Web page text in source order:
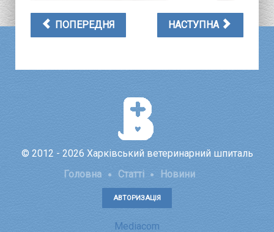
ПОПЕРЕДНЯ НАСТУПНА
© 2012 - 2026 Харківський ветеринарний шпиталь
Головна
Статті Новини
АВТОРИЗАЦІЯ
Mediacom